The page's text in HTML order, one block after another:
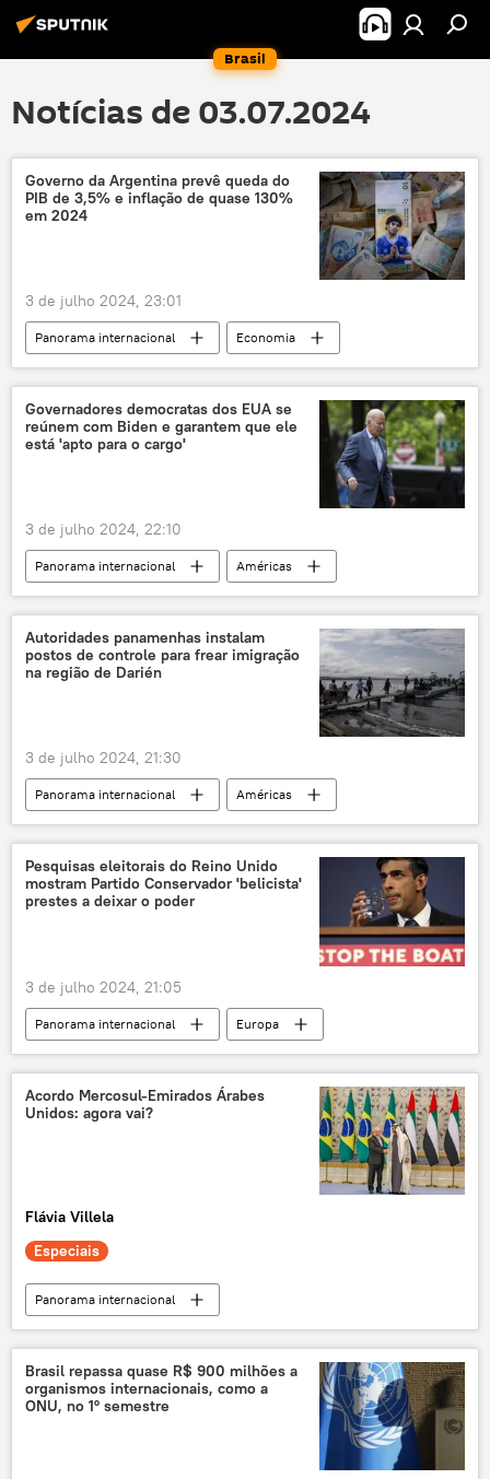
Brasil
Notícias de 03.07.2024
Governo da Argentina prevê queda do
PIB de 3,5% e inflação de quase 130%
em 2024
3 de julho 2024, 23:01
Panorama internacional
Economia
Américas
Javier Milei
Congresso
parlamento
Produto Interno Bruto
Argentina
dólar peso
Governadores democratas dos EUA se
reúnem com Biden e garantem que ele
está 'apto para o cargo'
3 de julho 2024, 22:10
Panorama internacional
Américas
Mundo
Joe Biden
Kathy Hochul
Maryland
Estados Unidos
Minnesota
Eleições nos EUA
Autoridades panamenhas instalam
postos de controle para frear imigração
na região de Darién
3 de julho 2024, 21:30
Panorama internacional
Américas
Gustavo Petro
Panamá
América do Sul
Darién
imigração
Colômbia
EUA
imigrantes
posto de controle
crise humanitária
migração
José Raúl Mulino
Pesquisas eleitorais do Reino Unido
mostram Partido Conservador 'belicista'
prestes a deixar o poder
3 de julho 2024, 21:05
Panorama internacional
Europa
Rishi Sunak
Nigel Farage
Mundo
Boris Johnson
Reino Unido
Ucrânia
Federação da Rússia
parlamento
Acordo Mercosul-Emirados Árabes
Unidos: agora vai?
Flávia Villela
Especiais
Panorama internacional
Luiz Inácio Lula da Silva
Brasil
Abu Dhabi
América Latina
Mercosul
Américas
Oriente Médio
Brasil repassa quase R$ 900 milhões a
organismos internacionais, como a
ONU, no 1º semestre